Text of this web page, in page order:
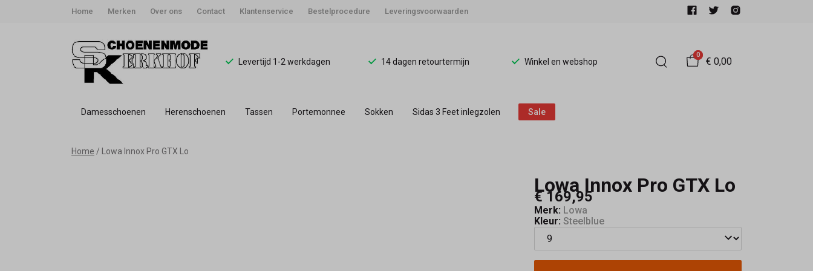
Home Merken Over ons Contact Klantenservice Bestelprocedure Leveringsvoorwaarden
Levertijd 1-2 werkdagen 14 dagen retourtermijn Winkel en webshop
0
€ 0,00
Damesschoenen Herenschoenen Tassen Portemonnee Sokken Sidas 3 Feet inlegzolen Sale
Home Lowa Innox Pro GTX Lo
Lowa Innox Pro GTX Lo
€ 169,95
Merk: Lowa
Kleur: Steelblue